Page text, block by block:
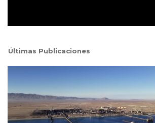
Últimas Publicaciones